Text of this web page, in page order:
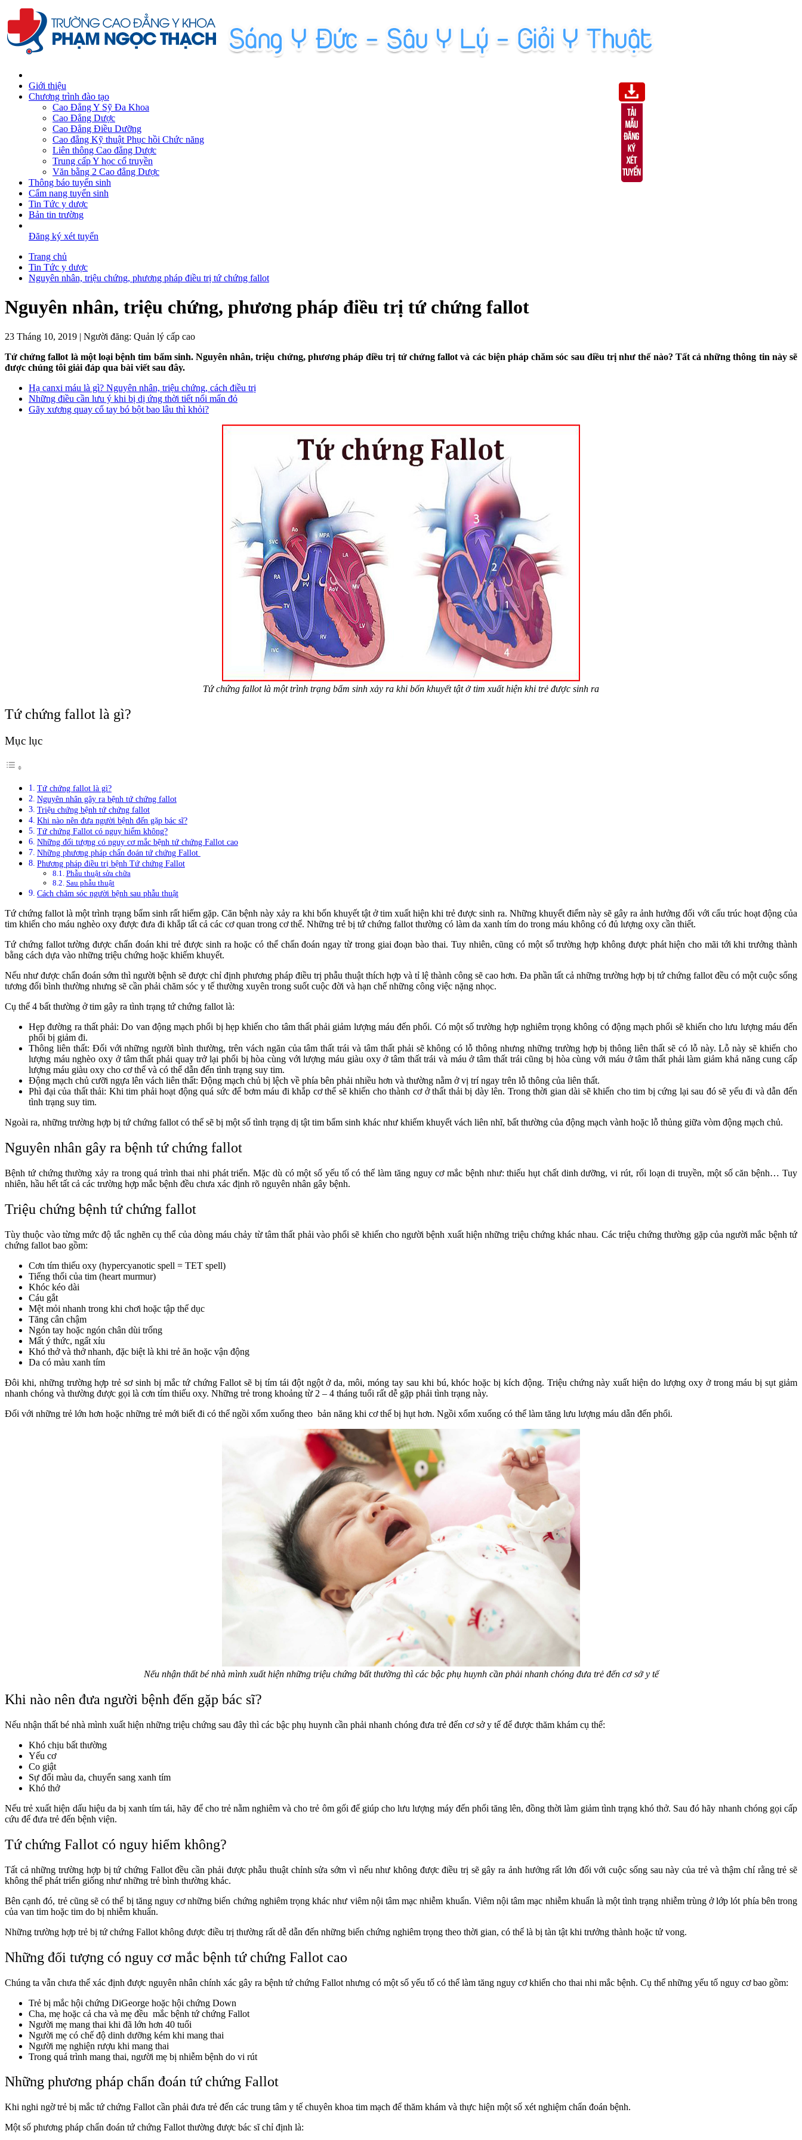
Giới thiệu
Chương trình đào tạo
Cao Đẳng Y Sỹ Đa Khoa
Cao Đẳng Dược
Cao Đẳng Điều Dưỡng
Cao đẳng Kỹ thuật Phục hồi Chức năng
Liên thông Cao đẳng Dược
Trung cấp Y học cổ truyền
Văn bằng 2 Cao đẳng Dược
Thông báo tuyển sinh
Cẩm nang tuyển sinh
Tin Tức y dược
Bản tin trường
Đăng ký xét tuyển
Trang chủ
Tin Tức y dược
Nguyên nhân, triệu chứng, phương pháp điều trị tứ chứng fallot
Nguyên nhân, triệu chứng, phương pháp điều trị tứ chứng fallot
23 Tháng 10, 2019 | Người đăng: Quản lý cấp cao
Tứ chứng fallot là một loại bệnh tim bẩm sinh. Nguyên nhân, triệu chứng, phương pháp điều trị tứ chứng fallot và các biện pháp chăm sóc sau điều trị như thế nào? Tất cả những thông tin này sẽ
được chúng tôi giải đáp qua bài viết sau đây.
Hạ canxi máu là gì? Nguyên nhân, triệu chứng, cách điều trị
Những điều cần lưu ý khi bị dị ứng thời tiết nổi mẩn đỏ
Gãy xương quay cổ tay bó bột bao lâu thì khỏi?
Tứ chứng fallot là một trình trạng bẩm sinh xảy ra khi bốn khuyết tật ở tim xuất hiện khi trẻ được sinh ra
Tứ chứng fallot là gì?
Mục lục
Tứ chứng fallot là gì?
Nguyên nhân gây ra bệnh tứ chứng fallot
Triệu chứng bệnh tứ chứng fallot
Khi nào nên đưa người bệnh đến gặp bác sĩ?
Tứ chứng Fallot có nguy hiểm không?
Những đối tượng có nguy cơ mắc bệnh tứ chứng Fallot cao
Những phương pháp chẩn đoán tứ chứng Fallot
Phương pháp điều trị bệnh Tứ chứng Fallot
Phẫu thuật sửa chữa
Sau phẫu thuật
Cách chăm sóc người bệnh sau phẫu thuật
Tứ chứng fallot là một trình trạng bẩm sinh rất hiếm gặp. Căn bệnh này xảy ra khi bốn khuyết tật ở tim xuất hiện khi trẻ được sinh ra. Những khuyết điểm này sẽ gây ra ảnh hưởng đối với cấu trúc hoạt động của
tim khiến cho máu nghèo oxy được đưa đi khắp tất cả các cơ quan trong cơ thể. Những trẻ bị tứ chứng fallot thường có làm da xanh tím do trong máu không có đủ lượng oxy cần thiết.
Tứ chứng fallot tường được chẩn đoán khi trẻ được sinh ra hoặc có thể chẩn đoán ngay từ trong giai đoạn bào thai. Tuy nhiên, cũng có một số trường hợp không được phát hiện cho mãi tới khi trưởng thành
bằng cách dựa vào những triệu chứng hoặc khiếm khuyết.
Nếu như được chẩn đoán sớm thì người bệnh sẽ được chỉ định phương pháp điều trị phẫu thuật thích hợp và tỉ lệ thành công sẽ cao hơn. Đa phần tất cả những trường hợp bị tứ chứng fallot đều có một cuộc sống
tương đối bình thường nhưng sẽ cần phải chăm sóc y tế thường xuyên trong suốt cuộc đời và hạn chế những công việc nặng nhọc.
Cụ thể 4 bất thường ở tim gây ra tình trạng tứ chứng fallot là:
Hẹp đường ra thất phải: Do van động mạch phổi bị hẹp khiến cho tâm thất phải giảm lượng máu đến phổi. Có một số trường hợp nghiêm trọng không có động mạch phổi sẽ khiến cho lưu lượng máu đến
phổi bị giảm đi.
Thông liên thất: Đối với những người bình thường, trên vách ngăn của tâm thất trái và tâm thất phải sẽ không có lỗ thông nhưng những trường hợp bị thông liên thất sẽ có lỗ này. Lỗ này sẽ khiến cho
lượng máu nghèo oxy ở tâm thất phải quay trở lại phổi bị hòa cùng với lượng máu giàu oxy ở tâm thất trái và máu ở tâm thất trái cũng bị hòa cùng với máu ở tâm thất phải làm giảm khả năng cung cấp
lượng máu giàu oxy cho cơ thể và có thể dẫn đến tình trạng suy tim.
Động mạch chủ cưỡi ngựa lên vách liên thất: Động mạch chủ bị lệch về phía bên phải nhiều hơn và thường nằm ở vị trí ngay trên lỗ thông của liên thất.
Phì đại của thất thải: Khi tim phải hoạt động quá sức để bơm máu đi khắp cơ thể sẽ khiến cho thành cơ ở thất thải bị dày lên. Trong thời gian dài sẽ khiến cho tim bị cứng lại sau đó sẽ yếu đi và dẫn đến
tình trạng suy tim.
Ngoài ra, những trường hợp bị tứ chứng fallot có thể sẽ bị một số tình trạng dị tật tim bẩm sinh khác như khiếm khuyết vách liên nhĩ, bất thường của động mạch vành hoặc lỗ thủng giữa vòm động mạch chủ.
Nguyên nhân gây ra bệnh tứ chứng fallot
Bệnh tứ chứng thường xảy ra trong quá trình thai nhi phát triển. Mặc dù có một số yếu tố có thể làm tăng nguy cơ mắc bệnh như: thiếu hụt chất dinh dưỡng, vi rút, rối loạn di truyền, một số căn bệnh… Tuy
nhiên, hầu hết tất cả các trường hợp mắc bệnh đều chưa xác định rõ nguyên nhân gây bệnh.
Triệu chứng bệnh tứ chứng fallot
Tùy thuộc vào từng mức độ tắc nghẽn cụ thể của dòng máu chảy từ tâm thất phải vào phổi sẽ khiến cho người bệnh xuất hiện những triệu chứng khác nhau. Các triệu chứng thường gặp của người mắc bệnh tứ
chứng fallot bao gồm:
Cơn tím thiếu oxy (hypercyanotic spell = TET spell)
Tiếng thổi của tim (heart murmur)
Khóc kéo dài
Cáu gắt
Mệt mỏi nhanh trong khi chơi hoặc tập thể dục
Tăng cân chậm
Ngón tay hoặc ngón chân dùi trống
Mất ý thức, ngất xỉu
Khó thở và thở nhanh, đặc biệt là khi trẻ ăn hoặc vận động
Da có màu xanh tím
Đôi khi, những trường hợp trẻ sơ sinh bị mắc tứ chứng Fallot sẽ bị tím tái đột ngột ở da, môi, móng tay sau khi bú, khóc hoặc bị kích động. Triệu chứng này xuất hiện do lượng oxy ở trong máu bị sụt giảm
nhanh chóng và thường được gọi là cơn tím thiếu oxy. Những trẻ trong khoảng từ 2 – 4 tháng tuổi rất dễ gặp phải tình trạng này.
Đối với những trẻ lớn hơn hoặc những trẻ mới biết đi có thể ngồi xổm xuống theo bản năng khi cơ thể bị hụt hơn. Ngồi xổm xuống có thể làm tăng lưu lượng máu dẫn đến phổi.
Nếu nhận thất bé nhà mình xuất hiện những triệu chứng bất thường thì các bậc phụ huynh cần phải nhanh chóng đưa trẻ đến cơ sở y tế
Khi nào nên đưa người bệnh đến gặp bác sĩ?
Nếu nhận thất bé nhà mình xuất hiện những triệu chứng sau đây thì các bậc phụ huynh cần phải nhanh chóng đưa trẻ đến cơ sở y tế để được thăm khám cụ thể:
Khó chịu bất thường
Yếu cơ
Co giật
Sự đổi màu da, chuyển sang xanh tím
Khó thở
Nếu trẻ xuất hiện dấu hiệu da bị xanh tím tái, hãy để cho trẻ nằm nghiêm và cho trẻ ôm gối để giúp cho lưu lượng máy đến phổi tăng lên, đồng thời làm giảm tình trạng khó thở. Sau đó hãy nhanh chóng gọi cấp
cứu để đưa trẻ đến bệnh viện.
Tứ chứng Fallot có nguy hiểm không?
Tất cả những trường hợp bị tứ chứng Fallot đều cần phải được phẫu thuật chỉnh sửa sớm vì nếu như không được điều trị sẽ gây ra ảnh hưởng rất lớn đối với cuộc sống sau này của trẻ và thậm chí rằng trẻ sẽ
không thể phát triển giống như những trẻ bình thường khác.
Bên cạnh đó, trẻ cũng sẽ có thể bị tăng nguy cơ những biến chứng nghiêm trọng khác như viêm nội tâm mạc nhiễm khuẩn. Viêm nội tâm mạc nhiễm khuẩn là một tình trạng nhiễm trùng ở lớp lót phía bên trong
của van tim hoặc tim do bị nhiễm khuẩn.
Những trường hợp trẻ bị tứ chứng Fallot không được điều trị thường rất dễ dẫn đến những biến chứng nghiêm trọng theo thời gian, có thể là bị tàn tật khi trưởng thành hoặc tử vong.
Những đối tượng có nguy cơ mắc bệnh tứ chứng Fallot cao
Chúng ta vẫn chưa thể xác định được nguyên nhân chính xác gây ra bệnh tứ chứng Fallot nhưng có một số yếu tố có thể làm tăng nguy cơ khiến cho thai nhi mắc bệnh. Cụ thể những yếu tố nguy cơ bao gồm:
Trẻ bị mắc hội chứng DiGeorge hoặc hội chứng Down
Cha, mẹ hoặc cả cha và mẹ đều mắc bệnh tứ chứng Fallot
Người mẹ mang thai khi đã lớn hơn 40 tuổi
Người mẹ có chế độ dinh dưỡng kém khi mang thai
Người mẹ nghiện rượu khi mang thai
Trong quá trình mang thai, người mẹ bị nhiễm bệnh do vi rút
Những phương pháp chẩn đoán tứ chứng Fallot
Khi nghi ngờ trẻ bị mắc tứ chứng Fallot cần phải đưa trẻ đến các trung tâm y tế chuyên khoa tim mạch để thăm khám và thực hiện một số xét nghiệm chẩn đoán bệnh.
Một số phương pháp chẩn đoán tứ chứng Fallot thường được bác sĩ chỉ định là: